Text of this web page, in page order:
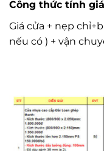
Công thức tính
Giá cửa + nẹp
nếu có ) + vận